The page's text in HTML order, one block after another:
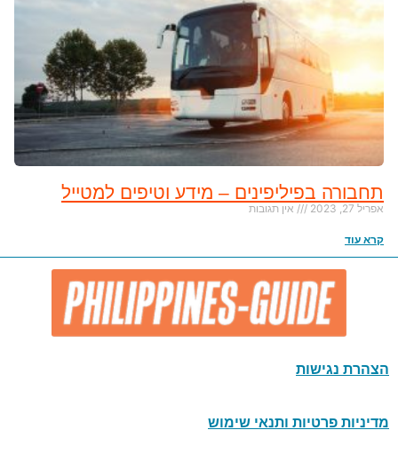
תחבורה בפיליפינים – מידע וטיפים למטייל
אפריל 27, 2023 אין תגובות
קרא עוד
הצהרת נגישות
מדיניות פרטיות ותנאי שימוש